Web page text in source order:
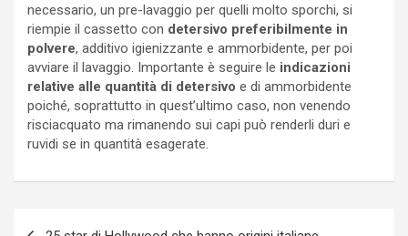
necessario, un pre-lavaggio per quelli molto sporchi, si
riempie il cassetto con detersivo preferibilmente in
polvere, additivo igienizzante e ammorbidente, per poi
avviare il lavaggio. Importante è seguire le indicazioni
relative alle quantità di detersivo e di ammorbidente
poiché, soprattutto in quest’ultimo caso, non venendo
risciacquato ma rimanendo sui capi può renderli duri e
ruvidi se in quantità esagerate.